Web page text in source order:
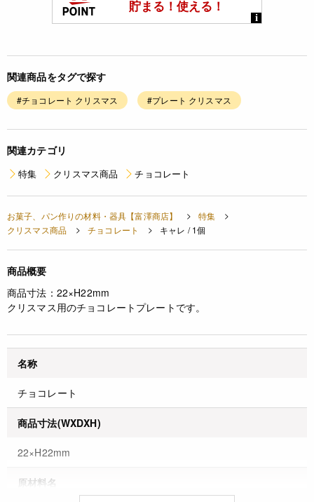
関連商品をタグで探す
#チョコレート クリスマス #プレート クリスマス
関連カテゴリ
特集 クリスマス商品 チョコレート
お菓子、パン作りの材料・器具【富澤商店】
特集
クリスマス商品
チョコレート キャレ / 1個
商品概要
商品寸法：22×H22mm
クリスマス用のチョコレートプレートです。
名称
チョコレート
商品寸法(WXDXH)
22×H22mm
原材料名